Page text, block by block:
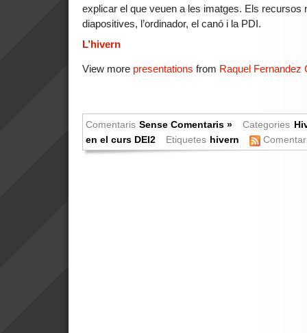
explicar el que veuen a les imatges. Els recursos
diapositives, l’ordinador, el canó i la PDI.
L’hivern
View more presentations from Raquel Fernandez
Comentaris Sense Comentaris » Categories
en el curs DEI2
Etiquetes hivern